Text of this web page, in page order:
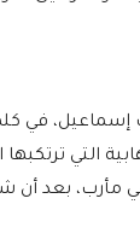
في
التي
في مأرب، بعد